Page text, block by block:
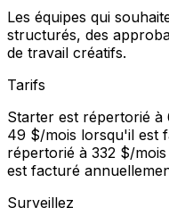
Les équipes qui
structurés, des
de travail créatifs.
Tarifs
Starter est répertorié
49 $/mois lorsqu'il est
répertorié à 332 $/
est facturé
Surveillez